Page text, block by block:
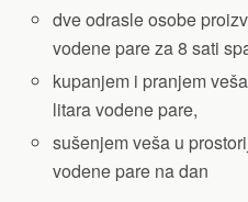
dve odrasle osobe
vodene pare za 8 sati
kupanjem i pranjem
litara vodene pare,
sušenjem veša u
vodene pare na dan